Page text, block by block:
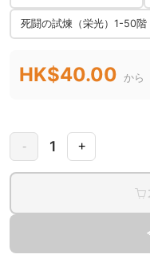
死闘の試煉（栄光）1-50階
HK$40.00 から
- 1 +